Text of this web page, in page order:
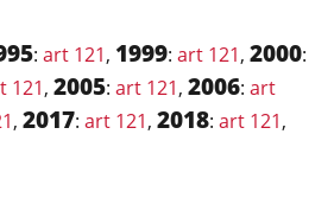
: art 121, 1999: art 121, 2000:
121, 2005: art 121, 2006: art
, 2017: art 121, 2018: art 121,